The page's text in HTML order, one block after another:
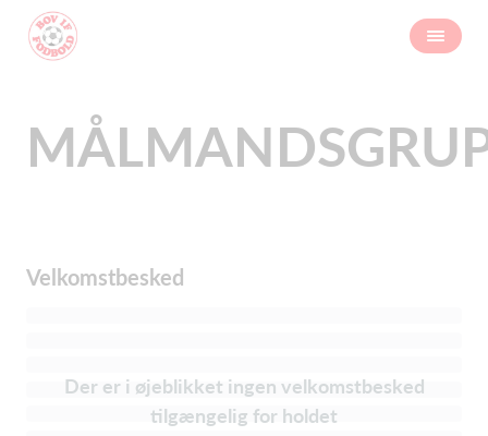
Velkomstbesked
Der er i øjeblikket ingen velkomstbesked
tilgængelig for holdet